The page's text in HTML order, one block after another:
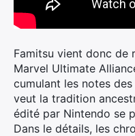
Famitsu vient donc de
Marvel Ultimate
cumulant les notes
veut la tradition
édité par Nintendo se
Dans le détails, les